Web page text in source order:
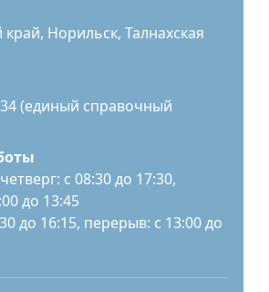
Норильск, Талнахская
34 (единый справочный
с 08:30 до 17:30,
до 13:45
до 16:15, перерыв: с 13:00 до